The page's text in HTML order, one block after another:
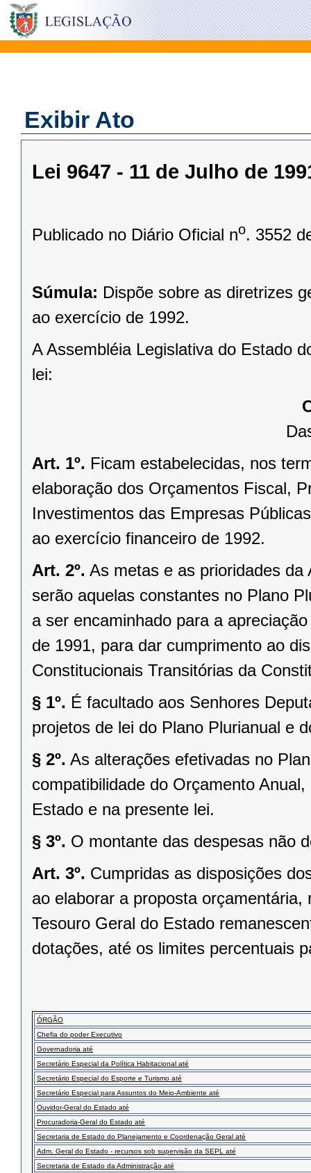
Exibir Ato
Lei 9647 - 11 de Julho de
Publicado no Diário Oficial no. 3552
Súmula: Dispõe sobre as diretrizes
ao exercício de 1992.
A Assembléia Legislativa do Estado
lei:
Art. 1º. Ficam estabelecidas, nos
elaboração dos Orçamentos Fiscal,
Investimentos das Empresas
ao exercício financeiro de 1992.
Art. 2º. As metas e as prioridades da
serão aquelas constantes no Plano
a ser encaminhado para a
de 1991, para dar cumprimento ao
Constitucionais Transitórias da
§ 1º. É facultado aos Senhores
projetos de lei do Plano Plurianual e
§ 2º. As alterações efetivadas no
compatibilidade do Orçamento
Estado e na presente lei.
§ 3º. O montante das despesas não
Art. 3º. Cumpridas as disposições
ao elaborar a proposta
Tesouro Geral do Estado
dotações, até os limites percentuais
ÓRGÃO
Chefia do poder Executivo
Governadoria até
Secretário Especial da Política Habitacional até
Secretário Especial do Esporte e Turismo até
Secretário Especial para Assuntos do Meio-Ambiente até
Ouvidor-Geral do Estado até
Procuradoria-Geral do Estado até
Secretaria de Estado do Planejamento e Coordenação Geral até
Adm. Geral do Estado - recursos sob supervisão da SEPL até
Secretaria de Estado da Administração até